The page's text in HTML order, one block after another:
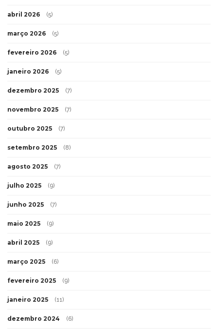
abril 2026 (5)
março 2026 (5)
fevereiro 2026 (5)
janeiro 2026 (5)
dezembro 2025 (7)
novembro 2025 (7)
outubro 2025 (7)
setembro 2025 (8)
agosto 2025 (7)
julho 2025 (9)
junho 2025 (7)
maio 2025 (9)
abril 2025 (9)
março 2025 (6)
fevereiro 2025 (9)
janeiro 2025 (11)
dezembro 2024 (6)